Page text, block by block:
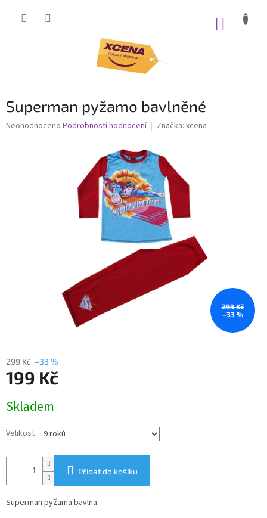
Superman pyžamo bavlněné
Průměrné
Neohodnoceno Podrobnosti hodnocení Značka: xcena
299 Kč
–33 %
299 Kč –33 %
199 Kč
cena:
Skladem
Velikost
Přidat do košíku
Superman pyžama bavlna